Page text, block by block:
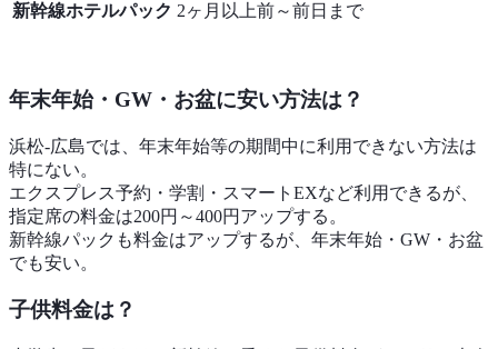
新幹線ホテルパック 2ヶ月以上前～前日まで
年末年始・GW・お盆に安い方法は？
浜松-広島では、年末年始等の期間中に利用できない方法は
特にない。
エクスプレス予約・学割・スマートEXなど利用できるが、
指定席の料金は200円～400円アップする。
新幹線パックも料金はアップするが、年末年始・GW・お盆
でも安い。
子供料金は？